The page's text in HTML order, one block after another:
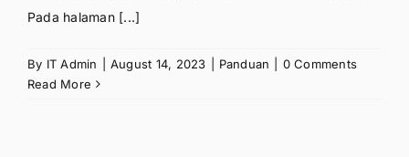
Pada halaman [...]
By IT Admin August 14, 2023 Panduan
0 Comments
Read More